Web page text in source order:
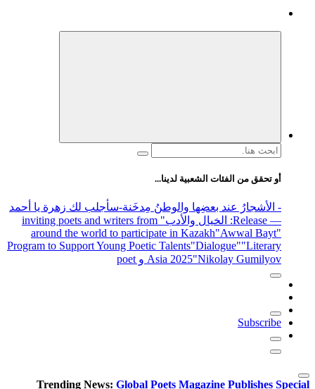
لدينا...
والوطنُ مِدخَنة-سأجلب لك زهرة يا أحمد
" inviting poets and writers from
around the world to participate in
Program to Support Young Poetic Talents
Asia
Trending News: Global Poets